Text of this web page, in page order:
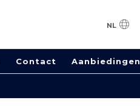
NL
Contact Aanbiedingen